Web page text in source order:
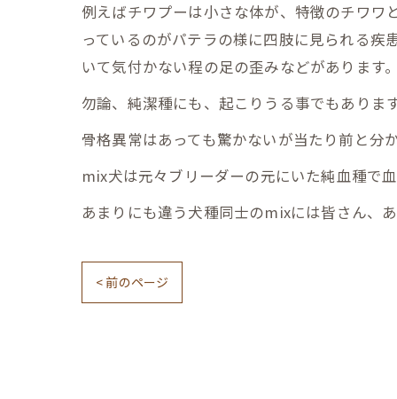
例えばチワプーは小さな体が、特徴のチワ
っているのがパテラの様に四肢に見られる
いて気付かない程の足の歪みなどがありま
勿論、純潔種にも、起こりうる事でもあり
骨格異常はあっても驚かないが当たり前と分
mix犬は元々ブリーダーの元にいた純血種で
あまりにも違う犬種同士のmixには皆さん、
< 前のページ